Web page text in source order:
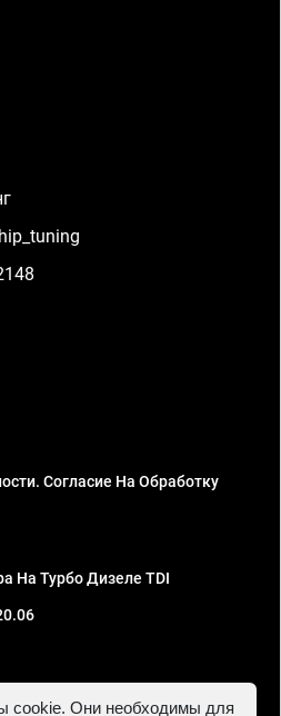
Согласие На Обработку
На Турбо Дизеле TDI
ИНН 781302555843,
cookie. Они необходимы для